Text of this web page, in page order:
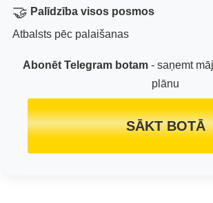
🤝 Palīdzība visos posmos
Atbalsts pēc palaišanas
Abonēt Telegram botam- saņemt
plānu
SĀKT BOTĀ